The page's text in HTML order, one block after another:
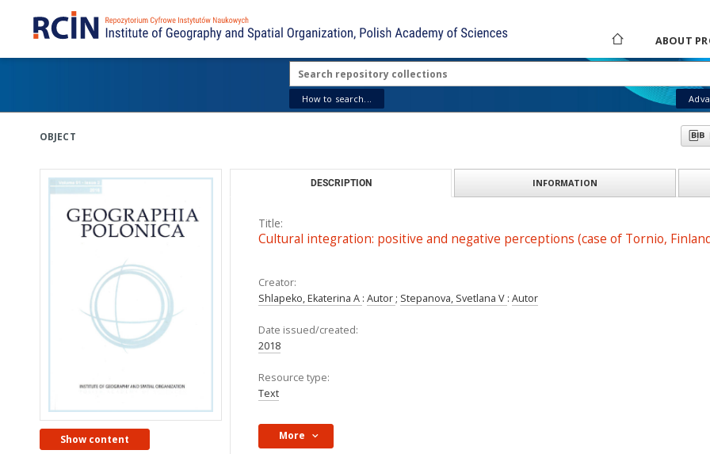
ABOUT
How to search...
OBJECT
Show content
DESCRIPTION INFORMATION
Title:
Cultural integration: positive and negative perceptions (case of Tornio,
Creator:
Shlapeko, Ekaterina A : Autor ; Stepanova, Svetlana V : Autor
Date issued/created:
2018
Resource type:
Text
More